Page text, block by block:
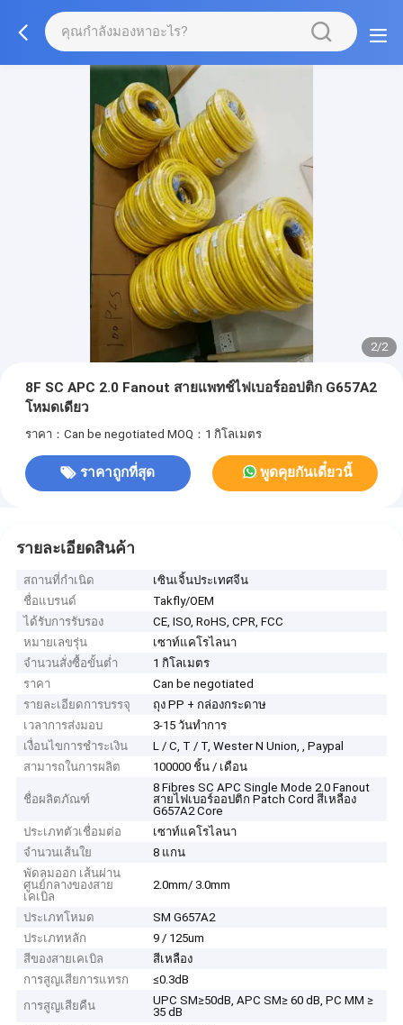
2/2
8F SC APC 2.0 Fanout สายแพทช์ไฟเบอร์ออปติก G657A2
โหมดเดียว
ราคา：Can be negotiated MOQ：1 กิโลเมตร
ราคาถูกที่สุด พูดคุยกันเดี๋ยวนี้
รายละเอียดสินค้า
สถานที่กำเนิด
เซินเจิ้นประเทศจีน
ชื่อแบรนด์
Takfly/OEM
ได้รับการรับรอง
CE, ISO, RoHS, CPR, FCC
หมายเลขรุ่น
เซาท์แคโรไลนา
จำนวนสั่งซื้อขั้นต่ำ
1 กิโลเมตร
ราคา
Can be negotiated
รายละเอียดการบรรจุ
ถุง PP + กล่องกระดาษ
เวลาการส่งมอบ
3-15 วันทำการ
เงื่อนไขการชำระเงิน
L / C, T / T, Wester N Union, , Paypal
สามารถในการผลิต
100000 ชิ้น / เดือน
ชื่อผลิตภัณฑ์
8 Fibres SC APC Single Mode 2.0 Fanout
สายไฟเบอร์ออปติก Patch Cord สีเหลือง
G657A2 Core
ประเภทตัวเชื่อมต่อ
เซาท์แคโรไลนา
จำนวนเส้นใย
8 แกน
พัดลมออก เส้นผ่าน
ศูนย์กลางของสาย
เคเบิล
2.0mm/ 3.0mm
ประเภทโหมด
SM G657A2
ประเภทหลัก
9 / 125um
สีของสายเคเบิล
สีเหลือง
การสูญเสียการแทรก
≤0.3dB
การสูญเสียคืน
UPC SM≥50dB, APC SM≥ 60 dB, PC MM ≥
35 dB